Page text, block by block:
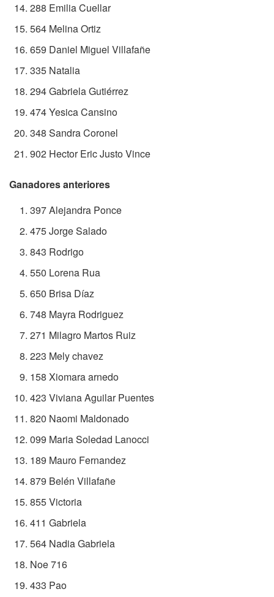
288 Emilia Cuellar
564 Melina Ortiz
659 Daniel Miguel Villafañe
335 Natalia
294 Gabriela Gutiérrez
474 Yesica Cansino
348 Sandra Coronel
902 Hector Eric Justo Vince
Ganadores anteriores
397 Alejandra Ponce
475 Jorge Salado
843 Rodrigo
550 Lorena Rua
650 Brisa Díaz
748 Mayra Rodriguez
271 Milagro Martos Ruiz
223 Mely chavez
158 Xiomara arnedo
423 Viviana Aguilar Puentes
820 Naomi Maldonado
099 Maria Soledad Lanocci
189 Mauro Fernandez
879 Belén Villafañe
855 Victoria
411 Gabriela
564 Nadia Gabriela
Noe 716
433 Pao